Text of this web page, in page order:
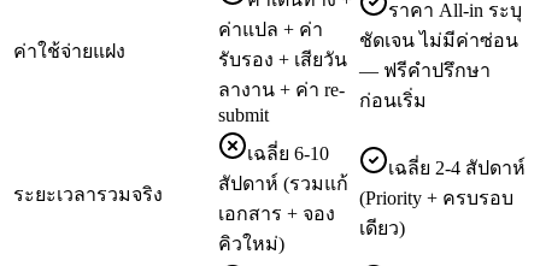
ค่าใช้จ่ายแฝง
ค่าแปล + ค่า
รับรอง + เสียวัน
ลางาน + ค่า re-
submit
ราคา All-in ระบุ
ชัดเจน ไม่มีค่าซ่อน
— ฟรีคำปรึกษา
ก่อนเริ่ม
ระยะเวลารวมจริง
เฉลี่ย 6-10
สัปดาห์ (รวมแก้
เอกสาร + จอง
คิวใหม่)
เฉลี่ย 2-4 สัปดาห์
(Priority + ครบรอบ
เดียว)